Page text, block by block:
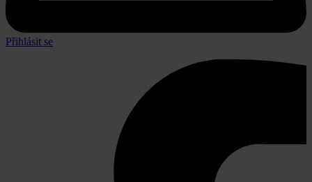
Přihlásit se